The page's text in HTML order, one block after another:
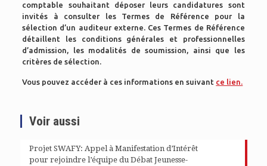
comptable souhaitant déposer leurs candidatures sont
invités à consulter les Termes de Référence pour la
sélection d’un auditeur externe. Ces Termes de Référence
détaillent les conditions générales et professionnelles
d’admission, les modalités de soumission, ainsi que les
critères de sélection.
Vous pouvez accéder à ces informations en suivant ce lien.
Voir aussi
Projet SWAFY: Appel à Manifestation d’Intérêt
pour rejoindre l’équipe du Débat Jeunesse-